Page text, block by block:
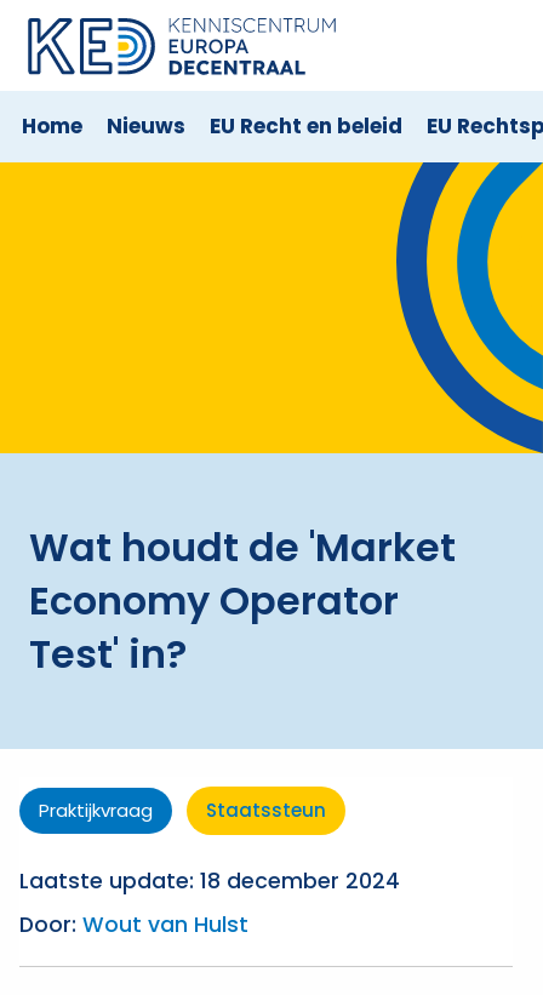
Home Nieuws EU Recht en beleid EU
Wat houdt de 'Market
Economy Operator
Test' in?
Praktijkvraag Staatssteun
Laatste update: 18 december 2024
Door: Wout van Hulst